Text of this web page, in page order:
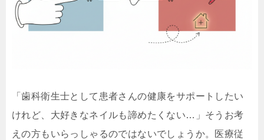
「歯科衛生士として患者さんの健康をサポートしたい
けれど、大好きなネイルも諦めたくない…」そうお考
えの方もいらっしゃるのではないでしょうか。医療従